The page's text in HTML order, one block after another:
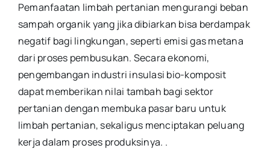
Pemanfaatan limbah pertanian mengurangi beban
sampah organik yang jika dibiarkan bisa berdampak
negatif bagi lingkungan, seperti emisi gas metana
dari proses pembusukan. Secara ekonomi,
pengembangan industri insulasi bio-komposit
dapat memberikan nilai tambah bagi sektor
pertanian dengan membuka pasar baru untuk
limbah pertanian, sekaligus menciptakan peluang
kerja dalam proses produksinya. .